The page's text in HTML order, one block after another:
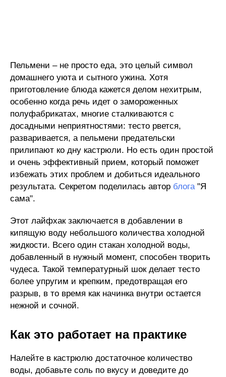
Пельмени – не просто еда, это целый символ
домашнего уюта и сытного ужина. Хотя
приготовление блюда кажется делом нехитрым,
особенно когда речь идет о замороженных
полуфабрикатах, многие сталкиваются с
досадными неприятностями: тесто рвется,
разваривается, а пельмени предательски
прилипают ко дну кастрюли. Но есть один простой
и очень эффективный прием, который поможет
избежать этих проблем и добиться идеального
результата. Секретом поделилась автор блога"Я
сама".
Этот лайфхак заключается в добавлении в
кипящую воду небольшого количества холодной
жидкости. Всего один стакан холодной воды,
добавленный в нужный момент, способен творить
чудеса. Такой температурный шок делает тесто
более упругим и крепким, предотвращая его
разрыв, в то время как начинка внутри остается
нежной и сочной.
Как это работает на практике
Налейте в кастрюлю достаточное количество
воды, добавьте соль по вкусу и доведите до